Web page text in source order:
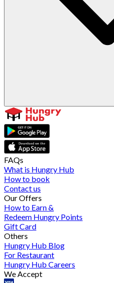
FAQs
What is Hungry Hub
How to book
Contact us
Our Offers
How to Earn &
Redeem Hungry Points
Gift Card
Others
Hungry Hub Blog
For Restaurant
Hungry Hub Careers
We Accept